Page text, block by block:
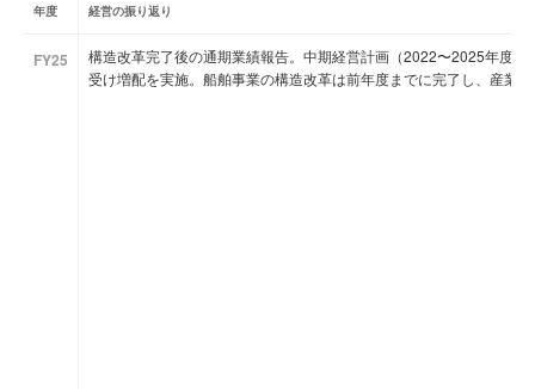
年度 経営の振り返り
FY25
構造改革完了後の通期業績報告。中期経営計画（2022〜2025年度
受け増配を実施。船舶事業の構造改革は前年度までに完了し、産業